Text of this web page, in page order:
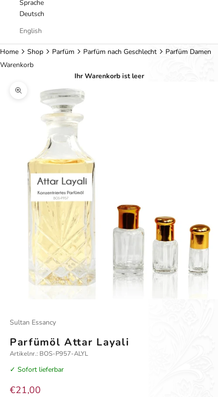
Sprache
Deutsch
English
Home Shop Parfüm Parfüm nach Geschlecht
Parfüm Damen
Warenkorb
Ihr Warenkorb ist leer
Bild vergrößern
Sultan Essancy
Parfümöl Attar Layali
Artikelnr.: BOS-P957-ALYL
✓ Sofort lieferbar
Angebot
€21,00